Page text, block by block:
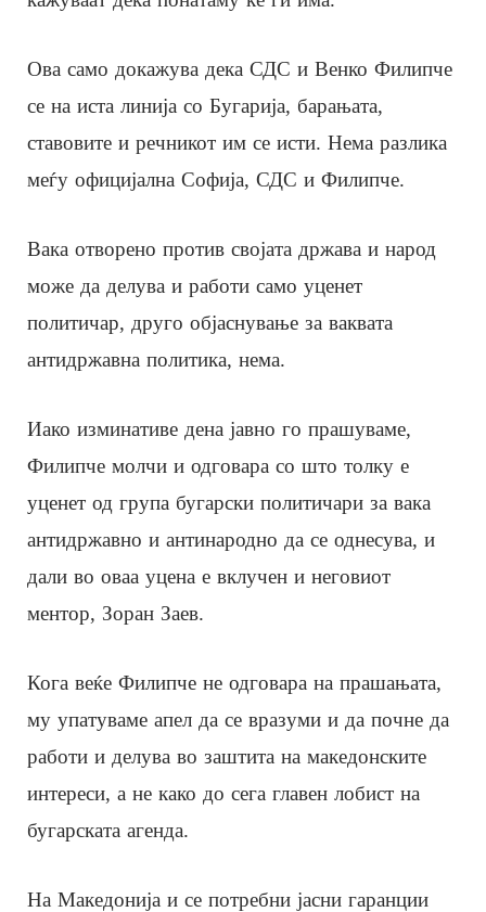
Ова само докажува дека СДС и Венко Филипче
се на иста линија со Бугарија, барањата,
ставовите и речникот им се исти. Нема разлика
меѓу официјална Софија, СДС и Филипче.
Вака отворено против својата држава и народ
може да делува и работи само уценет
политичар, друго објаснување за ваквата
антидржавна политика, нема.
Иако изминативе дена јавно го прашуваме,
Филипче молчи и одговара со што толку е
уценет од група бугарски политичари за вака
антидржавно и антинародно да се однесува, и
дали во оваа уцена е вклучен и неговиот
ментор, Зоран Заев.
Кога веќе Филипче не одговара на прашањата,
му упатуваме апел да се вразуми и да почне да
работи и делува во заштита на македонските
интереси, а не како до сега главен лобист на
бугарската агенда.
На Македонија и се потребни јасни гаранции